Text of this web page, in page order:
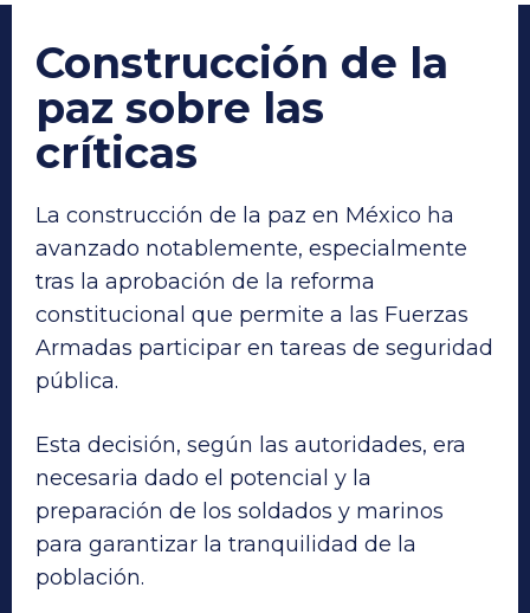
Construcción de la
paz sobre las
críticas
La construcción de la paz en México ha
avanzado notablemente, especialmente
tras la aprobación de la reforma
constitucional que permite a las Fuerzas
Armadas participar en tareas de seguridad
pública.
Esta decisión, según las autoridades, era
necesaria dado el potencial y la
preparación de los soldados y marinos
para garantizar la tranquilidad de la
población.